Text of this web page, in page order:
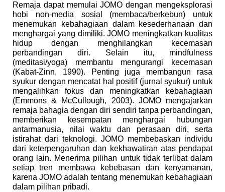
Remaja dapat memulai JOMO dengan mengeksplorasi
hobi non-media sosial (membaca/berkebun) untuk
menemukan kebahagiaan dalam kesederhanaan dan
menghargai yang dimiliki. JOMO meningkatkan kualitas
hidup dengan menghilangkan kecemasan
perbandingan diri. Selain itu, mindfulness
(meditasi/yoga) membantu mengurangi kecemasan
(Kabat-Zinn, 1990). Penting juga membangun rasa
syukur dengan mencatat hal positif (jurnal syukur) untuk
mengalihkan fokus dan meningkatkan kebahagiaan
(Emmons & McCullough, 2003). JOMO mengajarkan
remaja bahagia dengan diri sendiri tanpa perbandingan,
memberikan kesempatan menghargai hubungan
antarmanusia, nilai waktu dan perasaan diri, serta
istirahat dari teknologi. JOMO membebaskan individu
dari keterpengaruhan dan kekhawatiran atas pendapat
orang lain. Menerima pilihan untuk tidak terlibat dalam
setiap tren membawa kebebasan dan kenyamanan,
karena JOMO adalah tentang menemukan kebahagiaan
dalam pilihan pribadi.